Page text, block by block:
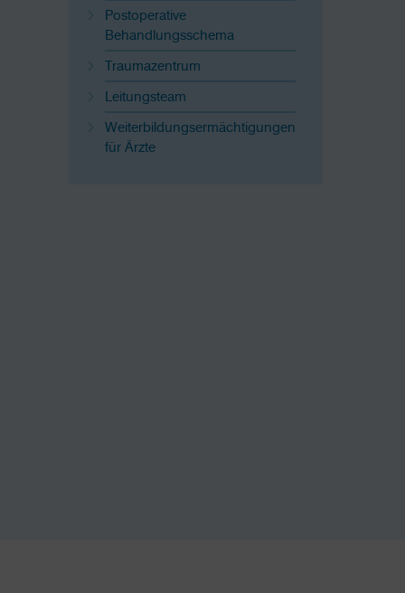
Postoperative
Behandlungsschema
Traumazentrum
Leitungsteam
Weiterbildungsermächtigungen
für Ärzte